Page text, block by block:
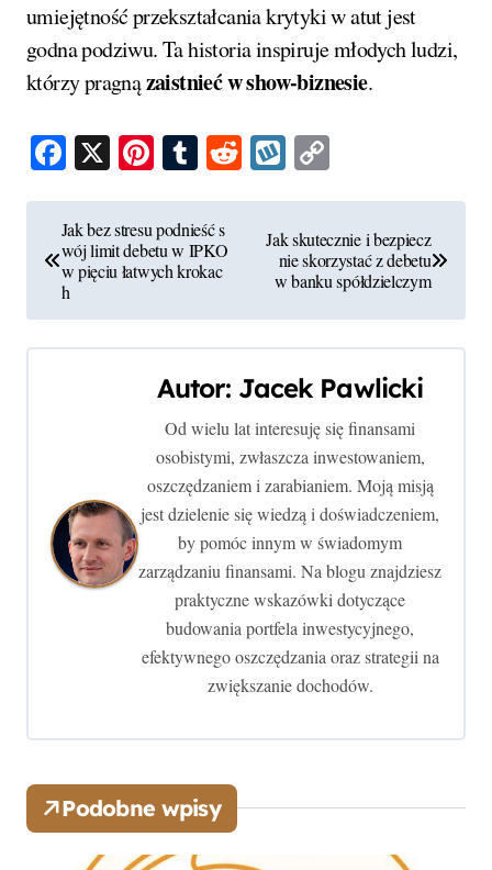
umiejętność przekształcania krytyki w atut jest
godna podziwu. Ta historia inspiruje młodych ludzi,
którzy pragnązaistnieć w show-biznesie.
Facebook
X Pinterest
Tumblr
RedditWykop
a
w
i
u
Jak bez stresu podnieść s
wój limit debetu w IPKO
w pięciu łatwych krokac
h
Jak skutecznie i bezpiecz
nie skorzystać z debetu
w banku spółdzielczym
Autor: Jacek Pawlicki
Od wielu lat interesuję się finansami
osobistymi, zwłaszcza inwestowaniem,
oszczędzaniem i zarabianiem. Moją misją
jest dzielenie się wiedzą i doświadczeniem,
by pomóc innym w świadomym
zarządzaniu finansami. Na blogu znajdziesz
praktyczne wskazówki dotyczące
budowania portfela inwestycyjnego,
efektywnego oszczędzania oraz strategii na
zwiększanie dochodów.
Podobne wpisy